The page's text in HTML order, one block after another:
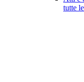
tutte